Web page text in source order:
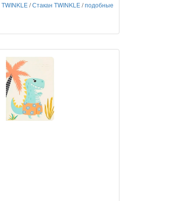
/Стакан TWINKLE /подобные